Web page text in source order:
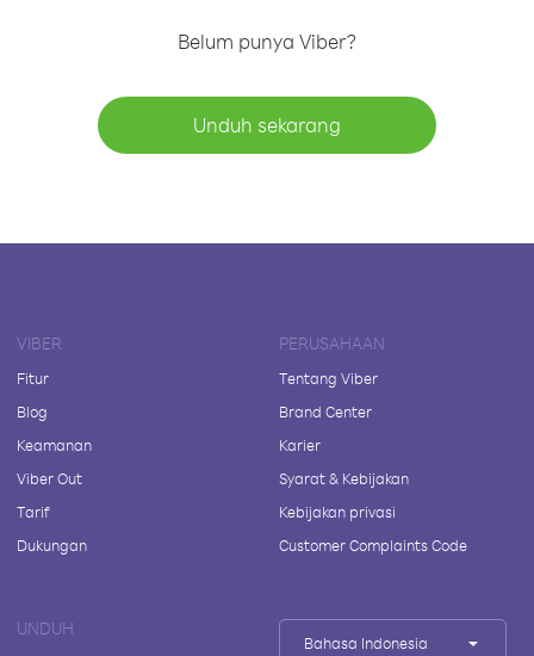
Belum punya Viber?
Unduh sekarang
VIBER
Fitur
Blog
Keamanan
Viber Out
Tarif
Dukungan
PERUSAHAAN
Tentang Viber
Brand Center
Karier
Syarat & Kebijakan
Kebijakan privasi
Customer Complaints Code
UNDUH
Bahasa Indonesia